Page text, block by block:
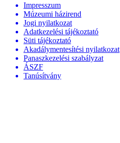
Impresszum
Múzeumi házirend
Jogi nyilatkozat
Adatkezelési tájékoztató
Süti tájékoztató
Akadálymentesítési nyilatkozat
Panaszkezelési szabályzat
ÁSZF
Tanúsítvány